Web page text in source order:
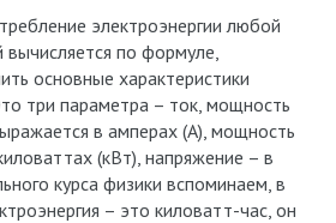
электроэнергии любой
по формуле,
основные характеристики
три параметра – ток, мощность
в амперах (А), мощность
(кВт), напряжение – в
курса физики вспоминаем, в
– это киловатт-час, он